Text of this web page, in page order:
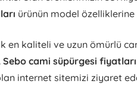
ürünün model
en kaliteli ve uzun ömürlü
Sebo cami süpürgesi fiyatları
internet sitemizi ziyaret